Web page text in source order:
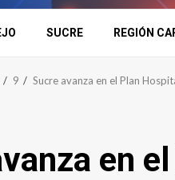
SUCRE REGIÓN
9 Sucre avanza en el Plan
en